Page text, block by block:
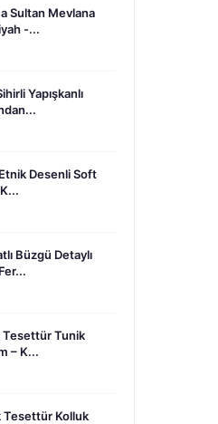
Sultan Mevlana
-...
Yapışkanlı
Desenli Soft
Büzgü Detaylı
Tesettür Tunik
– K...
Tesettür Kolluk